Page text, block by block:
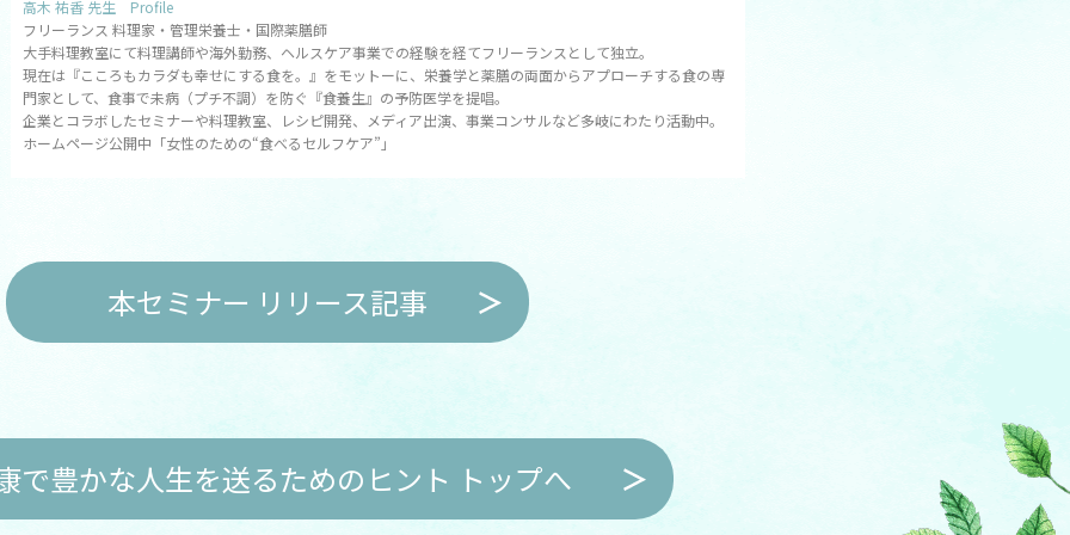
高木 祐香 先生 Profile
フリーランス 料理家・管理栄養士・国際薬膳師
大手料理教室にて料理講師や海外勤務、ヘルスケア事業での経験を経てフリーランスとして独立。
現在は『こころもカラダも幸せにする食を。』をモットーに、栄養学と薬膳の両面からアプローチする食の専
門家として、食事で未病（プチ不調）を防ぐ『食養生』の予防医学を提唱。
企業とコラボしたセミナーや料理教室、レシピ開発、メディア出演、事業コンサルなど多岐にわたり活動中。
ホームページ公開中「女性のための“食べるセルフケア”」
本セミナー リリース記事
で豊かな人生を送るためのヒント トップへ